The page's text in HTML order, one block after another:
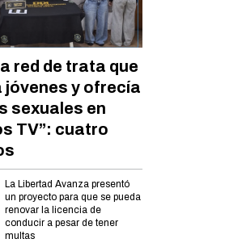
red de trata que
jóvenes y ofrecía
sexuales en
TV”: cuatro
La Libertad Avanza presentó
un proyecto para que se pueda
renovar la licencia de
conducir a pesar de tener
multas